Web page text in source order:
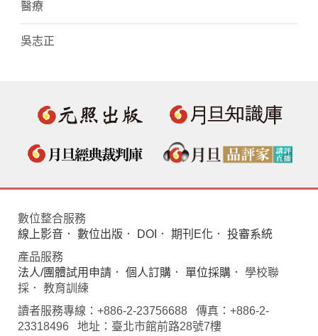
醫療
吳志正
數位整合服務
線上影音 ． 數位出版 ． DOI ． 期刊E化 ． 投審系統
產品服務
法人/團體試用申請 ． 個人訂購 ． 單位採購 ． 學校聯
採． 教育訓練
讀者服務專線：+886-2-23756688 傳真：+886-2-
23318496 地址：臺北市館前路28號7樓